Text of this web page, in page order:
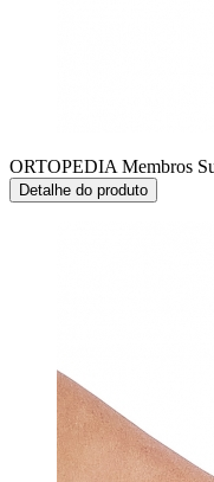
ORTOPEDIA Membros
Detalhe do produto